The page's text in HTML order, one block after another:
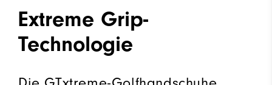
Extreme Grip-
Technologie